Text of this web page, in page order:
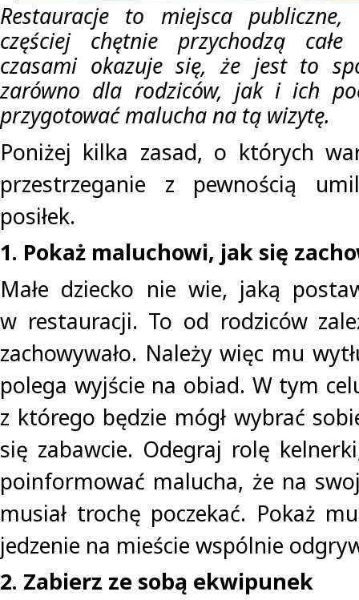
Restauracje to miejsca
częściej chętnie przychodzą
czasami okazuje się, że jest to
zarówno dla rodziców, jak i ich
przygotować malucha na tą wizytę.
Poniżej kilka zasad, o których
przestrzeganie z pewnością
posiłek.
1. Pokaż maluchowi, jak się
Małe dziecko nie wie, jaką
w restauracji. To od rodziców
zachowywało. Należy więc mu
polega wyjście na obiad. W tym
z którego będzie mógł wybrać
się zabawcie. Odegraj rolę
poinformować malucha, że na
musiał trochę poczekać. Pokaż
jedzenie na mieście wspólnie
2. Zabierz ze sobą ekwipunek